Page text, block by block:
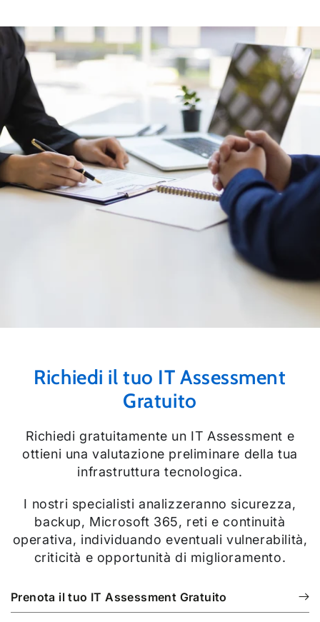
Richiedi il tuo IT Assessment
Gratuito
Richiedi gratuitamente un IT Assessment e
ottieni una valutazione preliminare della tua
infrastruttura tecnologica.
I nostri specialisti analizzeranno sicurezza,
backup, Microsoft 365, reti e continuità
operativa, individuando eventuali vulnerabilità,
criticità e opportunità di miglioramento.
Prenota il tuo IT Assessment Gratuito